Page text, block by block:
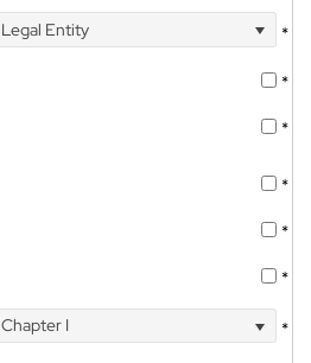
Legal Entity
*
*
*
*
*
*
Chapter I *